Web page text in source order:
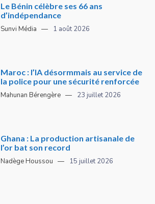
Le Bénin célèbre ses 66 ans
d’indépendance
Sunvi Média 1 août 2026
Maroc : l’IA désormmais au service de
la police pour une sécurité renforcée
Mahunan Bérengère 23 juillet 2026
Ghana : La production artisanale de
l’or bat son record
Nadège Houssou 15 juillet 2026